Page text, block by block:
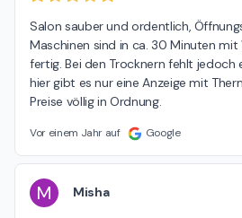
Salon sauber und ordentlich,
Maschinen sind in ca. 30 Minuten mit
fertig. Bei den Trocknern fehlt jedoch
hier gibt es nur eine Anzeige mit
Preise völlig in Ordnung.
Vor einem Jahr auf Google
M Misha